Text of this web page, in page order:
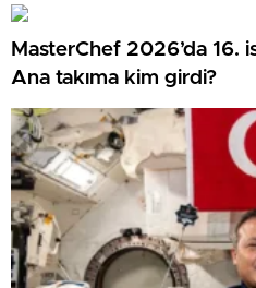
MasterChef 2026’da 16.
Ana takıma kim girdi?